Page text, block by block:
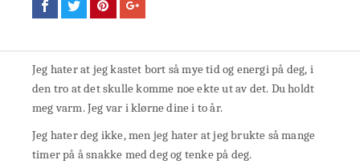
Jeg hater at jeg kastet bort så mye tid og energi på deg, i
den tro at det skulle komme noe ekte ut av det. Du holdt
meg varm. Jeg var i klørne dine i to år.
Jeg hater deg ikke, men jeg hater at jeg brukte så mange
timer på å snakke med deg og tenke på deg.